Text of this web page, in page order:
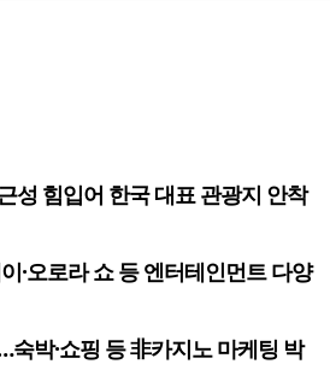
성 힘입어 한국 대표 관광지 안착
·오로라 쇼 등 엔터테인먼트 다양
박·쇼핑 등 非카지노 마케팅 박